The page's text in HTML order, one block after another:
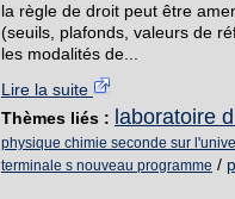
la règle de droit peut être
(seuils, plafonds, valeurs de
les modalités de...
Lire la suite
Thèmes liés : laboratoire
physique chimie seconde sur
terminale s nouveau programme /